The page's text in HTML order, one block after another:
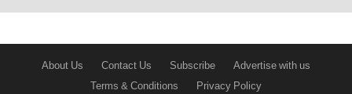
About Us Contact Us Subscribe
Advertise with us
Terms & Conditions
Privacy Policy